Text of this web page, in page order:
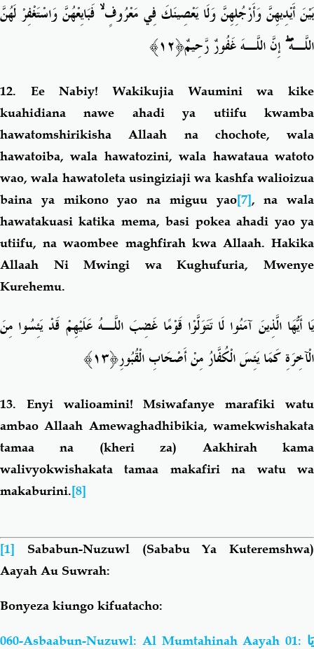
بَيْنَ أَيْدِيهِنَّ وَأَرْجُلِهِنَّ وَلَا يَعْصِينَكَ فِي مَعْرُوفٍۙ فَبَايِعْهُنَّ وَاسْتَغْفِرْ لَهُنَّ
اللَّـهَۖإِنَّ اللَّـهَ غَفُورٌ رَّحِيمٌ﴿١٢﴾
12. Ee Nabiy! Wakikujia Waumini wa kike
kuahidiana nawe ahadi ya utiifu kwamba
hawatomshirikisha Allaah na chochote, wala
hawatoiba, wala hawatozini, wala hawataua watoto
wao, wala hawatoleta usingiziaji wa kashfa walioizua
baina ya mikono yao na miguu yao[7], na wala
hawatakuasi katika mema, basi pokea ahadi yao ya
utiifu, na waombee maghfirah kwa Allaah. Hakika
Allaah Ni Mwingi wa Kughufuria, Mwenye
Kurehemu.
يَا أَيُّهَا الَّذِينَ آمَنُوا لَا تَتَوَلَّوْا قَوْمًا غَضِبَ اللَّـهُ عَلَيْهِمْ قَدْ يَئِسُوا مِنَ
الْآخِرَةِ كَمَا يَئِسَ الْكُفَّارُ مِنْأَصْحَابِ الْقُبُورِ﴿١٣﴾
13. Enyi walioamini! Msiwafanye marafiki watu
ambao Allaah Amewaghadhibikia, wamekwishakata
tamaa na (kheri za) Aakhirah kama
walivyokwishakata tamaa makafiri na watu wa
makaburini.[8]
[1]
Sababun-Nuzuwl (Sababu Ya Kuteremshwa)
Aayah Au Suwrah:
Bonyeza kiungo kifuatacho:
060-Asbaabun-Nuzuwl: Al Mumtahinah Aayah 01: يَا